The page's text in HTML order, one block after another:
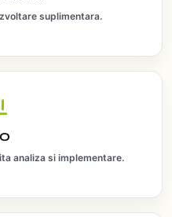
suplimentara.
analiza si implementare.